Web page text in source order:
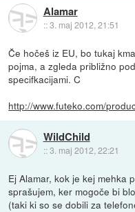
Alamar
::3. maj 2012, 21:51
Če hočeš iz EU, bo tukaj
pojma, a zgleda približno
specifkacijami. C
http://www.futeko.com/
WildChild
::3. maj 2012, 22:21
Ej Alamar, kok je kej mehka
sprašujem, ker mogoče bi
(taki ki so se dobili za